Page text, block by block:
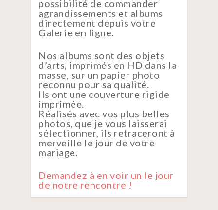
possibilité de commander
agrandissements et albums
directement depuis votre
Galerie en ligne.
Nos albums sont des objets
d’arts, imprimés en HD dans la
masse, sur un papier photo
reconnu pour sa qualité.
Ils ont une couverture rigide
imprimée.
Réalisés avec vos plus belles
photos, que je vous laisserai
sélectionner, ils retraceront à
merveille le jour de votre
mariage.
Demandez à en voir un le jour
de notre rencontre !